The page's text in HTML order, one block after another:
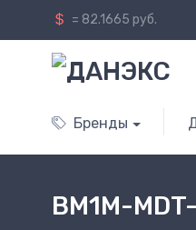
= 82.1665 руб.
Бренды
BM1M-